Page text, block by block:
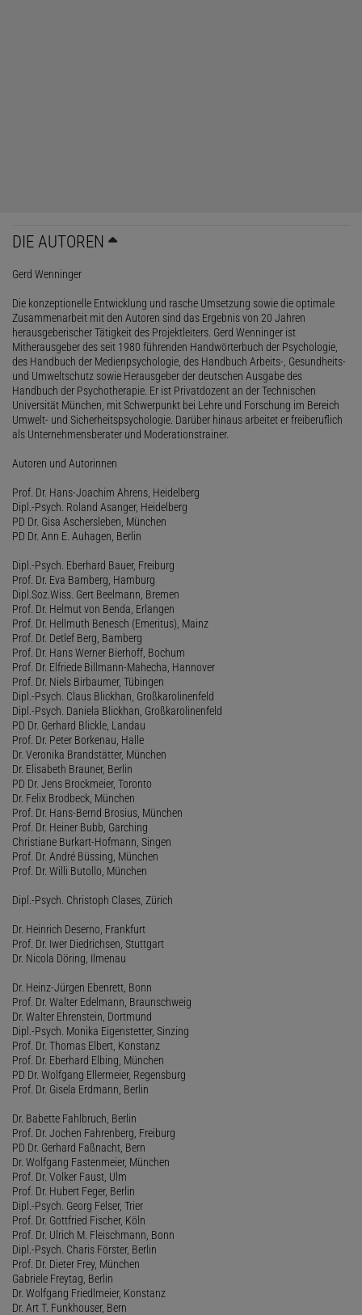
DIE AUTOREN
Gerd Wenninger
Die konzeptionelle Entwicklung und rasche Umsetzung sowie die optimale
Zusammenarbeit mit den Autoren sind das Ergebnis von 20 Jahren
herausgeberischer Tätigkeit des Projektleiters. Gerd Wenninger ist
Mitherausgeber des seit 1980 führenden Handwörterbuch der Psychologie,
des Handbuch der Medienpsychologie, des Handbuch Arbeits-, Gesundheits-
und Umweltschutz sowie Herausgeber der deutschen Ausgabe des
Handbuch der Psychotherapie. Er ist Privatdozent an der Technischen
Universität München, mit Schwerpunkt bei Lehre und Forschung im Bereich
Umwelt- und Sicherheitspsychologie. Darüber hinaus arbeitet er freiberuflich
als Unternehmensberater und Moderationstrainer.
Autoren und Autorinnen
Prof. Dr. Hans-Joachim Ahrens, Heidelberg
Dipl.-Psych. Roland Asanger, Heidelberg
PD Dr. Gisa Aschersleben, München
PD Dr. Ann E. Auhagen, Berlin
Dipl.-Psych. Eberhard Bauer, Freiburg
Prof. Dr. Eva Bamberg, Hamburg
Dipl.Soz.Wiss. Gert Beelmann, Bremen
Prof. Dr. Helmut von Benda, Erlangen
Prof. Dr. Hellmuth Benesch (Emeritus), Mainz
Prof. Dr. Detlef Berg, Bamberg
Prof. Dr. Hans Werner Bierhoff, Bochum
Prof. Dr. Elfriede Billmann-Mahecha, Hannover
Prof. Dr. Niels Birbaumer, Tübingen
Dipl.-Psych. Claus Blickhan, Großkarolinenfeld
Dipl.-Psych. Daniela Blickhan, Großkarolinenfeld
PD Dr. Gerhard Blickle, Landau
Prof. Dr. Peter Borkenau, Halle
Dr. Veronika Brandstätter, München
Dr. Elisabeth Brauner, Berlin
PD Dr. Jens Brockmeier, Toronto
Dr. Felix Brodbeck, München
Prof. Dr. Hans-Bernd Brosius, München
Prof. Dr. Heiner Bubb, Garching
Christiane Burkart-Hofmann, Singen
Prof. Dr. André Büssing, München
Prof. Dr. Willi Butollo, München
Dipl.-Psych. Christoph Clases, Zürich
Dr. Heinrich Deserno, Frankfurt
Prof. Dr. Iwer Diedrichsen, Stuttgart
Dr. Nicola Döring, Ilmenau
Dr. Heinz-Jürgen Ebenrett, Bonn
Prof. Dr. Walter Edelmann, Braunschweig
Dr. Walter Ehrenstein, Dortmund
Dipl.-Psych. Monika Eigenstetter, Sinzing
Prof. Dr. Thomas Elbert, Konstanz
Prof. Dr. Eberhard Elbing, München
PD Dr. Wolfgang Ellermeier, Regensburg
Prof. Dr. Gisela Erdmann, Berlin
Dr. Babette Fahlbruch, Berlin
Prof. Dr. Jochen Fahrenberg, Freiburg
PD Dr. Gerhard Faßnacht, Bern
Dr. Wolfgang Fastenmeier, München
Prof. Dr. Volker Faust, Ulm
Prof. Dr. Hubert Feger, Berlin
Dipl.-Psych. Georg Felser, Trier
Prof. Dr. Gottfried Fischer, Köln
Prof. Dr. Ulrich M. Fleischmann, Bonn
Dipl.-Psych. Charis Förster, Berlin
Prof. Dr. Dieter Frey, München
Gabriele Freytag, Berlin
Dr. Wolfgang Friedlmeier, Konstanz
Dr. Art T. Funkhouser, Bern